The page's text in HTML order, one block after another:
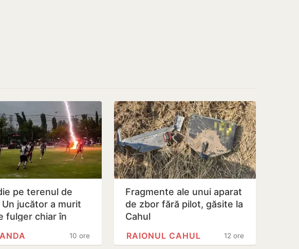
pe terenul de
jucător a murit
fulger chiar în
10 ore
Fragmente ale unui aparat
de zbor fără pilot, găsite la
Cahul
12 ore
RAIONUL CAHUL